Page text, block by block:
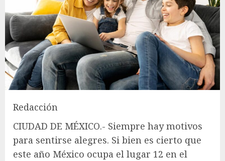
Redacción
CIUDAD DE MÉXICO.- Siempre hay motivos
para sentirse alegres. Si bien es cierto que
este año México ocupa el lugar 12 en el